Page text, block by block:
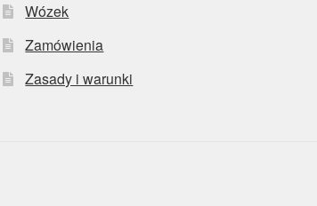
Wózek
Zamówienia
Zasady i warunki